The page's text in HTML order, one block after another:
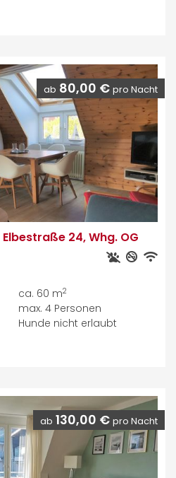
ab 80,00 € pro Nacht
Elbestraße 24, Whg. OG
ca. 60 m2
max. 4 Personen
Hunde nicht erlaubt
ab 130,00 € pro Nacht